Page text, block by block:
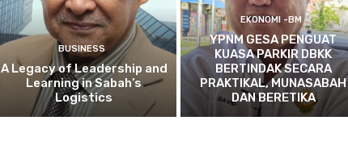
BUSINESS
A Legacy of Leadership and
Learning in Sabah’s
Logistics
EKONOMI -BM
YPNM GESA PENGUAT
KUASA PARKIR DBKK
BERTINDAK SECARA
PRAKTIKAL, MUNASABAH
DAN BERETIKA